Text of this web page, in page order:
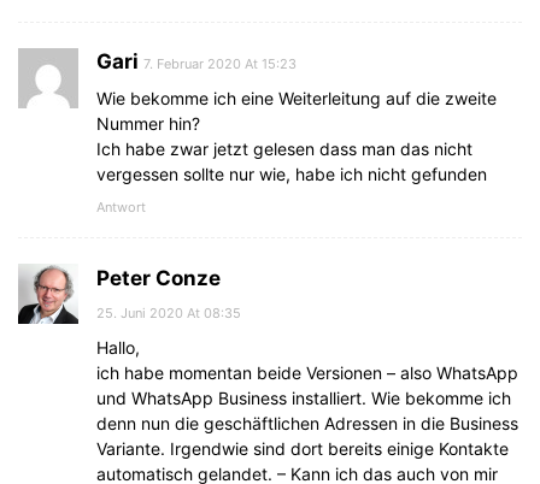
Gari 7. Februar 2020 At 15:23
Wie bekomme ich eine Weiterleitung auf die zweite
Nummer hin?
Ich habe zwar jetzt gelesen dass man das nicht
vergessen sollte nur wie, habe ich nicht gefunden
Antwort
Peter Conze
25. Juni 2020 At 08:35
Hallo,
ich habe momentan beide Versionen – also WhatsApp
und WhatsApp Business installiert. Wie bekomme ich
denn nun die geschäftlichen Adressen in die Business
Variante. Irgendwie sind dort bereits einige Kontakte
automatisch gelandet. – Kann ich das auch von mir